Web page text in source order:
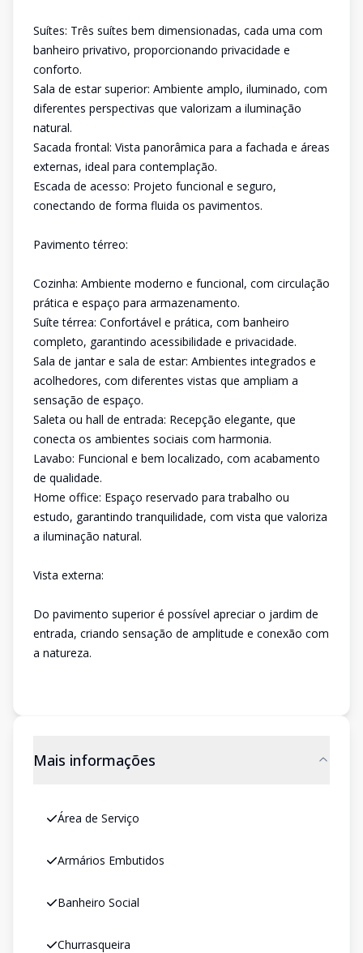
Suítes: Três suítes bem dimensionadas, cada uma com
banheiro privativo, proporcionando privacidade e
conforto.
Sala de estar superior: Ambiente amplo, iluminado, com
diferentes perspectivas que valorizam a iluminação
natural.
Sacada frontal: Vista panorâmica para a fachada e áreas
externas, ideal para contemplação.
Escada de acesso: Projeto funcional e seguro,
conectando de forma fluida os pavimentos.
Pavimento térreo:
Cozinha: Ambiente moderno e funcional, com circulação
prática e espaço para armazenamento.
Suíte térrea: Confortável e prática, com banheiro
completo, garantindo acessibilidade e privacidade.
Sala de jantar e sala de estar: Ambientes integrados e
acolhedores, com diferentes vistas que ampliam a
sensação de espaço.
Saleta ou hall de entrada: Recepção elegante, que
conecta os ambientes sociais com harmonia.
Lavabo: Funcional e bem localizado, com acabamento
de qualidade.
Home office: Espaço reservado para trabalho ou
estudo, garantindo tranquilidade, com vista que valoriza
a iluminação natural.
Vista externa:
Do pavimento superior é possível apreciar o jardim de
entrada, criando sensação de amplitude e conexão com
a natureza.
Mais informações
Área de Serviço
Armários Embutidos
Banheiro Social
Churrasqueira